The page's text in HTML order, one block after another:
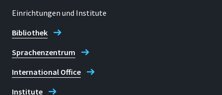
Arbeitsgruppen aus zwei
zusammen, vertreten durch die beiden
Forschungsinstitute IFGA und TREE. Ein
übergeordnetes Ziel ist dabei,
überlappende Interessen und
Einrichtungen und Institute
Bibliothek
Sprachenzentrum
International Office
Institute